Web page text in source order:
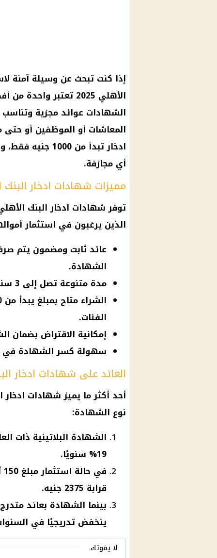
إذا كنت تبحث عن وسيلة آمنة
الأهلي 2025 تعتبر
الشهادات عوائد مجزية
المعاشات أو الموظفين أو
ادخار تبدأ من
أي مجازفة.
مميزات شهادات ادخار البنك
الذين يرغبون في استثمار
عائد ثابت ومضمون يتم
الشهادة.
مدة متنوعة تصل إلى 3 سنوات، مع إمكانية التجديد التلقائي.
الفئات.
إمكانية الاقتراض بضمان
سهولة كسر الشهادة في
العائد على شهادات ادخار
نوع الشهادة:
الشهادة البلاتينية ذات
19% سنويًا.
قرابة 2375 جنيه.
بينما الشهادة بعائد
ينخفض تدريجيًا في
لا يفوتك